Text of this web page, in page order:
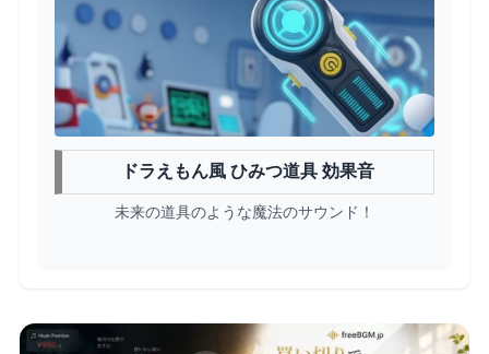
ドラえもん風 ひみつ道具 効果音
未来の道具のような魔法のサウンド！